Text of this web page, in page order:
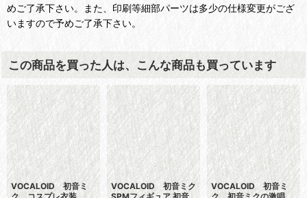
めご了承下さい。また、印刷等細部パーツは多少の仕様変更がござ
いますので予めご了承下さい。
この商品を買った人は、こんな商品も買っています
VOCALOID 初音ミ
VOCALOID 初音ミク
VOCALOID 初音ミ